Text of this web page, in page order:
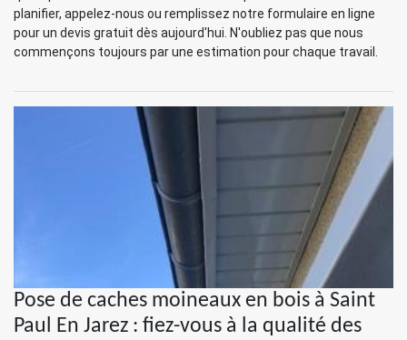
planifier, appelez-nous ou remplissez notre formulaire en ligne
pour un devis gratuit dès aujourd'hui. N'oubliez pas que nous
commençons toujours par une estimation pour chaque travail.
Pose de caches moineaux en bois à Saint
Paul En Jarez : fiez-vous à la qualité des